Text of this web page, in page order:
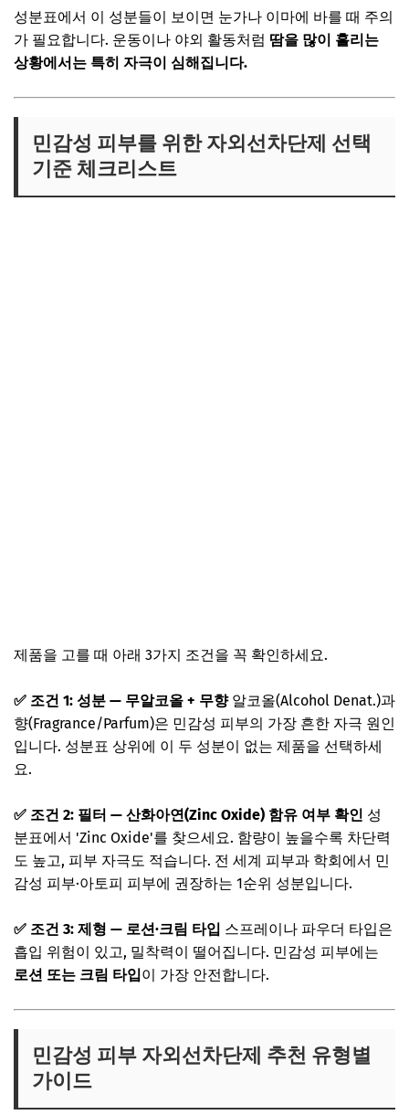
성분표에서 이 성분들이 보이면 눈가나 이마에 바를 때 주의
가 필요합니다. 운동이나 야외 활동처럼 땀을 많이 흘리는
상황에서는 특히 자극이 심해집니다.
민감성 피부를 위한 자외선차단제 선택
기준 체크리스트
제품을 고를 때 아래 3가지 조건을 꼭 확인하세요.
✅ 조건 1: 성분 — 무알코올 + 무향알코올(Alcohol Denat.)과
향(Fragrance/Parfum)은 민감성 피부의 가장 흔한 자극 원인
입니다. 성분표 상위에 이 두 성분이 없는 제품을 선택하세
요.
✅ 조건 2: 필터 — 산화아연(Zinc Oxide) 함유 여부 확인 성
분표에서 'Zinc Oxide'를 찾으세요. 함량이 높을수록 차단력
도 높고, 피부 자극도 적습니다. 전 세계 피부과 학회에서 민
감성 피부·아토피 피부에 권장하는 1순위 성분입니다.
✅ 조건 3: 제형 — 로션·크림 타입 스프레이나 파우더 타입은
흡입 위험이 있고, 밀착력이 떨어집니다. 민감성 피부에는
로션 또는 크림 타입이 가장 안전합니다.
민감성 피부 자외선차단제 추천 유형별
가이드